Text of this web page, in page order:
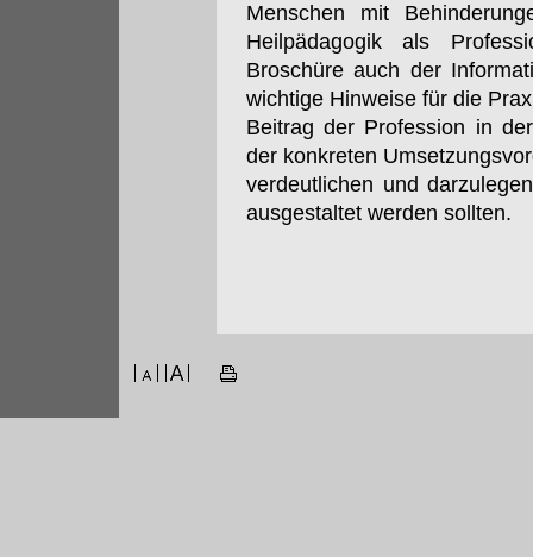
Menschen mit
Heilpädagogik als
Broschüre auch der
wichtige Hinweise für die
Beitrag der Profession in
der konkreten
verdeutlichen und
ausgestaltet werden sollten.